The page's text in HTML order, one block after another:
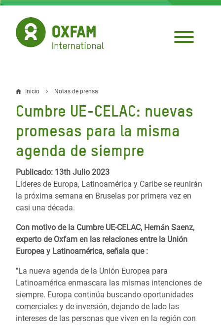
Pasar
contenido
principal
Sobrescribir
enlaces
de
ayuda
a
la
navegación
Inicio Notas de prensa
Cumbre UE-CELAC: nuevas
promesas para la misma
agenda de siempre
Publicado: 13th Julio 2023
Líderes de Europa, Latinoamérica y Caribe se reunirán
la próxima semana en Bruselas por primera vez en
casi una década.
Con motivo de la Cumbre UE-CELAC, Hernán Saenz,
experto de Oxfam en las relaciones entre la Unión
Europea y Latinoamérica, señala que :
"La nueva agenda de la Unión Europea para
Latinoamérica enmascara las mismas intenciones de
siempre. Europa continúa buscando oportunidades
comerciales y de inversión, dejando de lado las
intereses de las personas que viven en la región con